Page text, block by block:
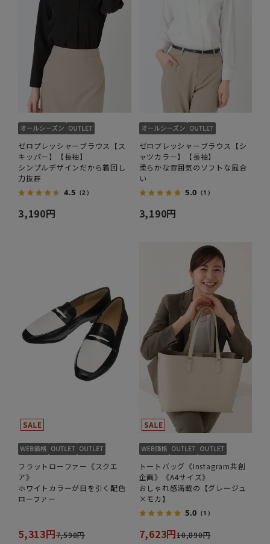
ゼロプレッシャーブラウス【ス
キッパー】【長袖】
シンプルデザインだから着回し
力抜群
4.5 （2）
3,190円
ゼロプレッシャーブラウス【シ
ャツカラー】【長袖】
柔らかな雰囲気のソフトな風合
い
5.0 （1）
3,190円
フラットローファー《スクエ
ア》
ホワイトカラーが目を引く配色
ローファー
5,313円7,590円
トートバッグ《Instagram共創
企画》《A4サイズ》
おしゃれ感満載の【グレージュ
×モカ】
5.0 （1）
7,623円10,890円